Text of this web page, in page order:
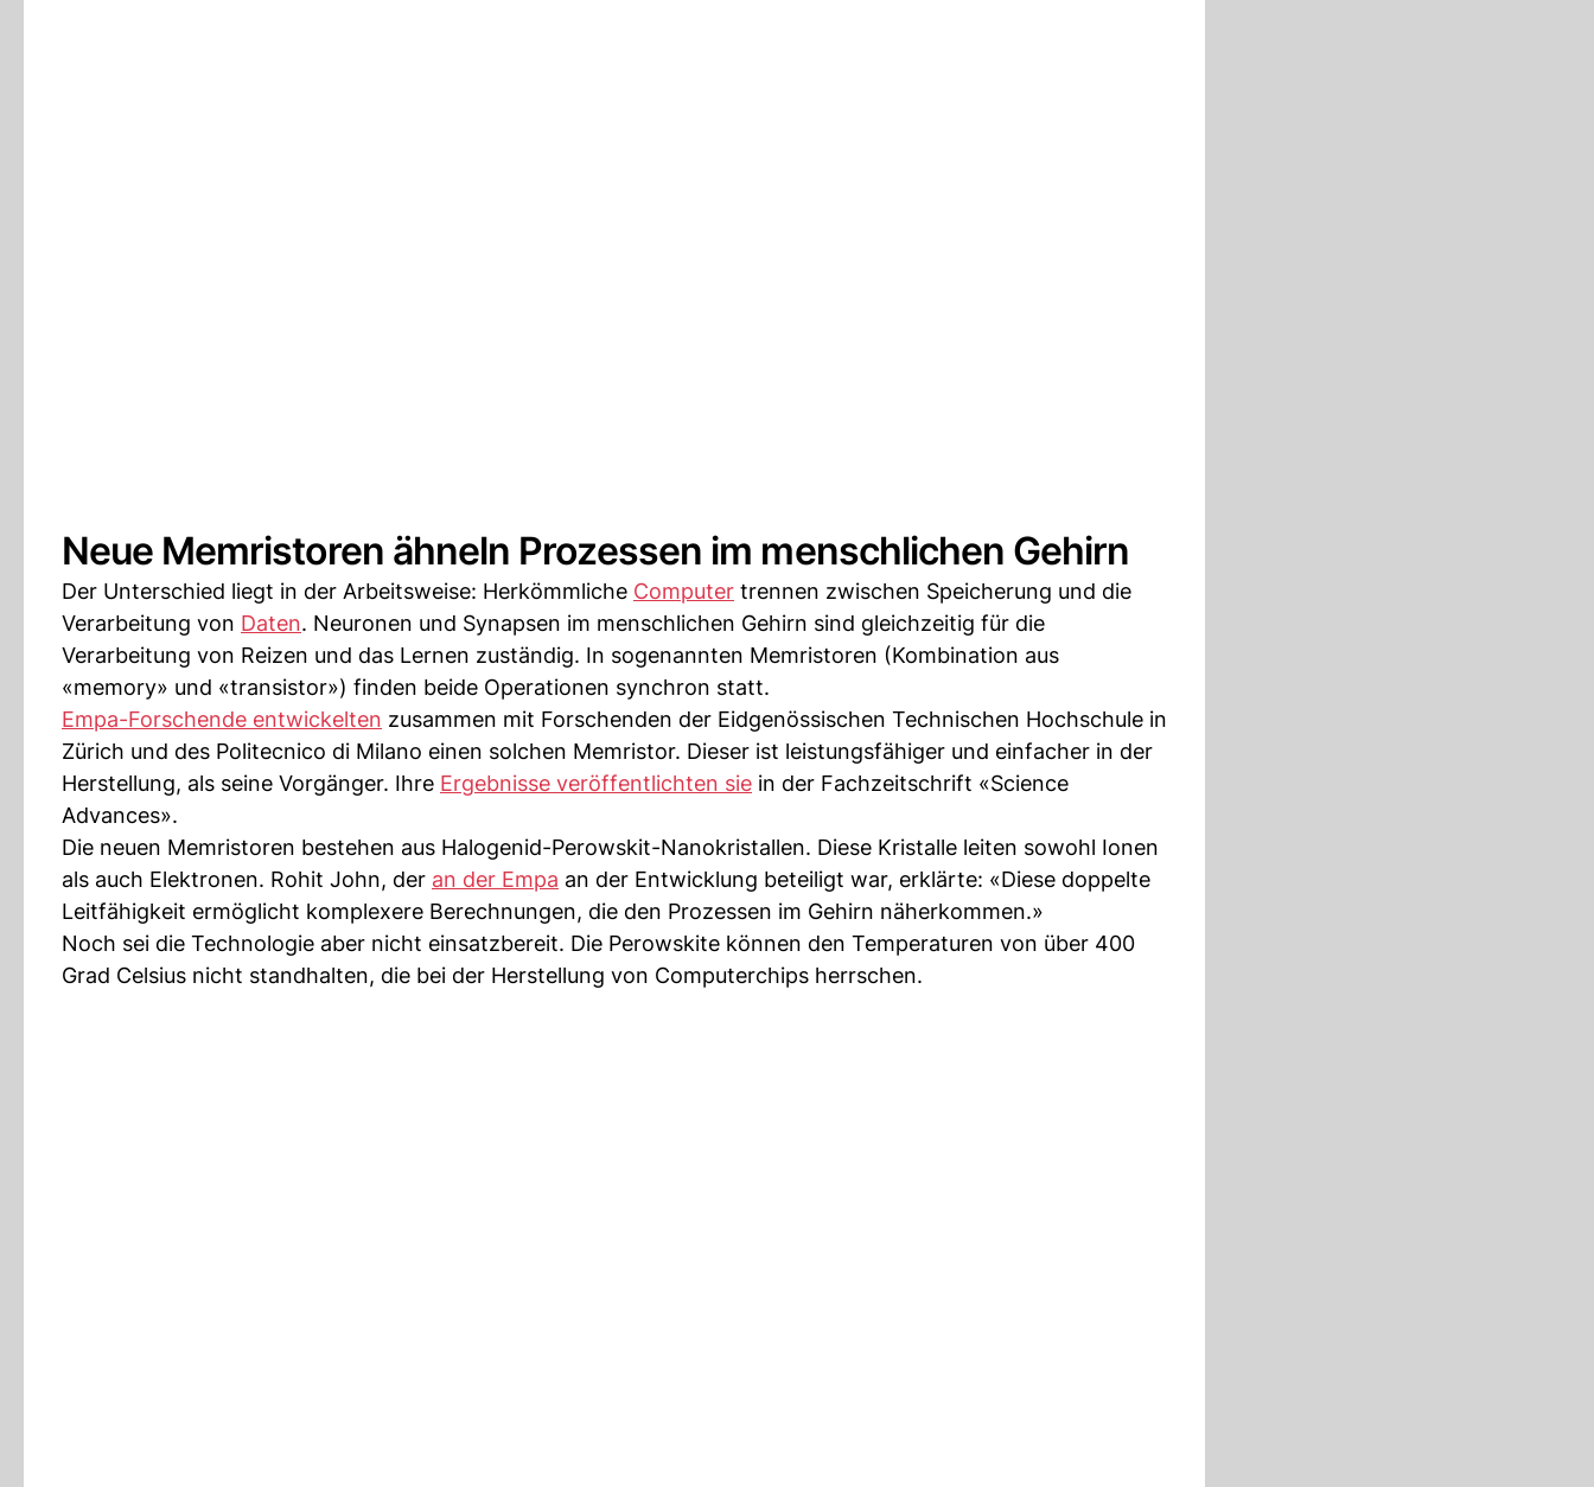
Neue Memristoren ähneln Prozessen im menschlichen Gehirn
Der Unterschied liegt in der Arbeitsweise: Herkömmliche Computer trennen zwischen Speicherung und die
Verarbeitung von Daten. Neuronen und Synapsen im menschlichen Gehirn sind gleichzeitig für die
Verarbeitung von Reizen und das Lernen zuständig. In sogenannten Memristoren (Kombination aus
«memory» und «transistor») finden beide Operationen synchron statt.
Empa-Forschende entwickelten zusammen mit Forschenden der Eidgenössischen Technischen Hochschule in
Zürich und des Politecnico di Milano einen solchen Memristor. Dieser ist leistungsfähiger und einfacher in der
Herstellung, als seine Vorgänger. Ihre Ergebnisse veröffentlichten sie in der Fachzeitschrift «Science
Advances».
Die neuen Memristoren bestehen aus Halogenid-Perowskit-Nanokristallen. Diese Kristalle leiten sowohl Ionen
als auch Elektronen. Rohit John, der an der Empa an der Entwicklung beteiligt war, erklärte: «Diese doppelte
Leitfähigkeit ermöglicht komplexere Berechnungen, die den Prozessen im Gehirn näherkommen.»
Noch sei die Technologie aber nicht einsatzbereit. Die Perowskite können den Temperaturen von über 400
Grad Celsius nicht standhalten, die bei der Herstellung von Computerchips herrschen.